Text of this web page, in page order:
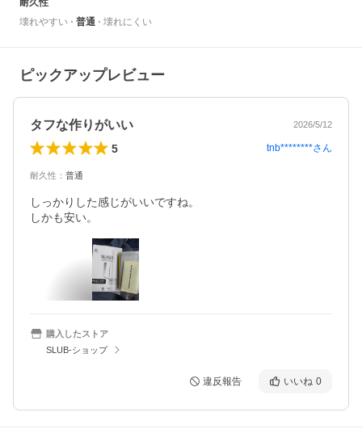
耐久性
壊れやすい
普通 壊れにくい
ピックアップレビュー
タフな作りがいい 2026/5/12
5 tnb********さん
耐久性 ： 普通
しっかりした感じがいいですね。
しかも安い。
購入したストア
SLUB-ショップ
違反報告 いいね 0